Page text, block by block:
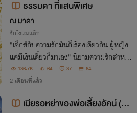
ธรรมดา ที่แสนพิเศษ
ณ มาดา
รักโรแมนติก
"เซ็กซ์กับความรักมันก็เรื่องเดียวกัน ผู้หญิง
แค่มีเงินเดี๋ยวก็มาเอง" นิยามความรักสำหรั
บ "เขา" "ความหมายของการมีชีวิตอยู่คือกา
รได้ทำเพื่อคนอื่น..." นิยามของ"เธอ" เมื่อเข
าและเธอพบกันใครจะเปลี่ยนใครก่อน?
136.7K 64 37 64
2 เดือนที่แล้ว
เมียรอหย่าของพ่อเลี้ยงอัคน์ (ป้า